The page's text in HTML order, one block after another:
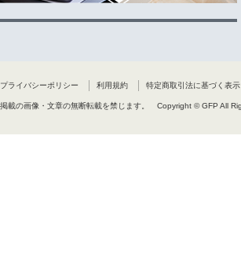
プライバシーポリシー 利用規約 特定商取引法に基づく表示
掲載の画像・文章の無断転載を禁じます。 Copyright © GFP All